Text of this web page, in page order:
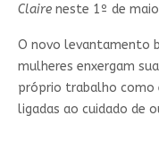
Claireneste 1º de
O novo levantamento
mulheres enxergam
próprio trabalho como
ligadas ao cuidado de